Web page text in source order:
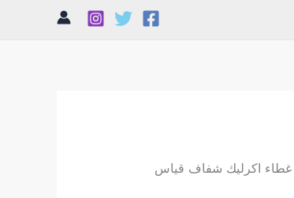
اكرليك شفاف قياس